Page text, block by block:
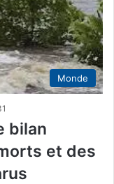
Monde
bilan
et des